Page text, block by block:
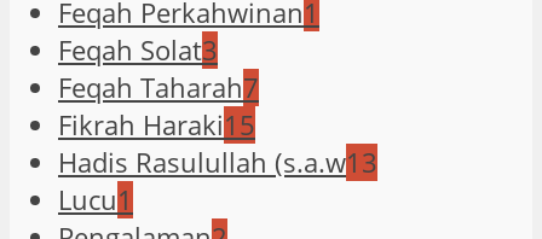
Feqah Perkahwinan1
Feqah Solat3
Feqah Taharah7
Fikrah Haraki15
Hadis Rasulullah (s.a.w13
Lucu1